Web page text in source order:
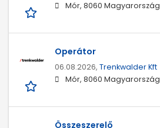
Mór, 8060 Magyarország
Operátor
06.08.2026, Trenkwalder Kft
Mór, 8060 Magyarország
Összeszerelő